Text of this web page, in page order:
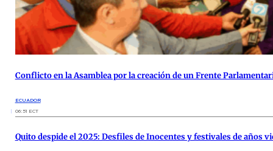
Conflicto en la Asamblea por la creación de un Frente
ECUADOR
06:51 ECT
Quito despide el 2025: Desfiles de Inocentes y festivales de años